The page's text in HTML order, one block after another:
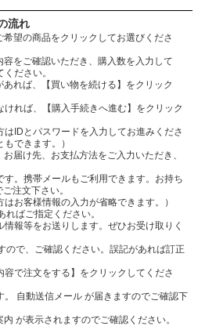
流れ
望の商品をクリックしてお選びくださ
をご確認いただき、購入数を入力して
ださい。
れば、【買い物を続ける】をクリック
、【購入手続きへ進む】をクリック
とパスワードを入力してお進みくださ
できます。）
届け先、お支払方法をご入力いただき、
帯メールもご利用できます。お持ち
注文下さい。
様情報の入力が省略できます。）
ばご指定ください。
をお送りします。ぜひお受け取りく
ので、ご確認ください。誤記があれば訂正
文をする】をクリックしてくださ
動送信メール が届きますのでご確認下
が表示されますのでご確認ください。